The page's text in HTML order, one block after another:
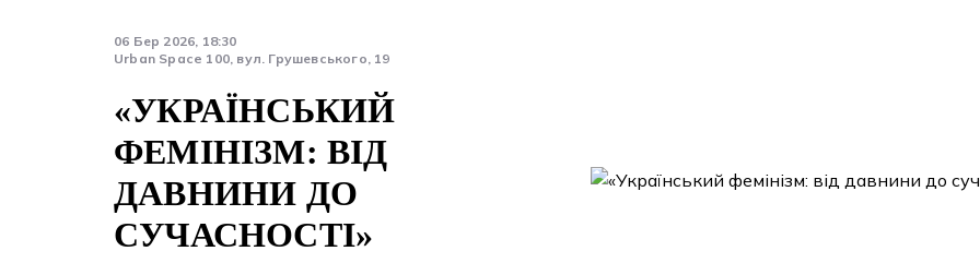
06 Бер 2026, 18:30
Urban Space 100, вул. Грушевського, 19
«УКРАЇНСЬКИЙ
ФЕМІНІЗМ: ВІД
ДАВНИНИ ДО
СУЧАСНОСТІ»